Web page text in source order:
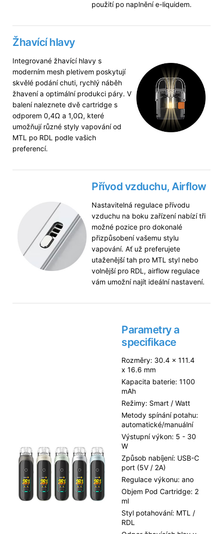
použití po naplnění e-liquidem.
Žhavící hlavy
Integrované žhavící hlavy s
moderním mesh pletivem poskytují
skvělé podání chuti, rychlý náběh
žhavení a optimální produkci páry. V
balení naleznete dvě cartridge s
odporem 0,4Ω a 1,0Ω, které
umožňují různé styly vapování od
MTL po RDL podle vašich
preferencí.
Přívod vzduchu, Airflow
Nastavitelná regulace přívodu
vzduchu na boku zařízení nabízí tři
možné pozice pro dokonalé
přizpůsobení vašemu stylu
vapování. Ať už preferujete
utaženější tah pro MTL styl nebo
volnější pro RDL, airflow regulace
vám umožní najít ideální nastavení.
Parametry a
specifikace
Rozměry: 30.4 x 111.4
x 16.6 mm
Kapacita baterie: 1100
mAh
Režimy: Smart / Watt
Metody spínání potahu:
automatické/manuální
Výstupní výkon: 5 - 30
W
Způsob nabíjení: USB-C
port (5V / 2A)
Regulace výkonu: ano
Objem Pod Cartridge: 2
ml
Styl potahování: MTL /
RDL